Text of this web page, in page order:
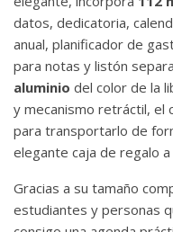
datos, dedicatoria,
anual, planificador de
para notas y listón
aluminio del color de la
y mecanismo retráctil, el
para transportarlo de
elegante caja de regalo a
Gracias a su tamaño
estudiantes y personas